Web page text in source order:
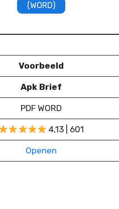
(WORD)
Voorbeeld
Apk Brief
PDF WORD
4,13 | 601
Openen